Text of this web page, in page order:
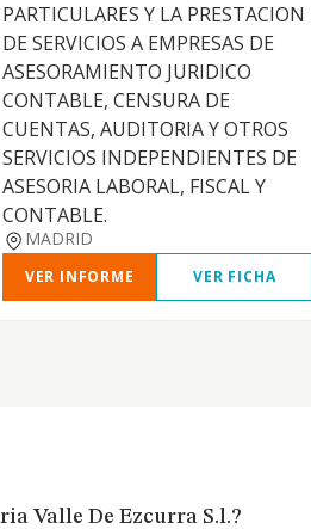
PARTICULARES Y LA PRESTACION
DE SERVICIOS A EMPRESAS DE
ASESORAMIENTO JURIDICO
CONTABLE, CENSURA DE
CUENTAS, AUDITORIA Y OTROS
SERVICIOS INDEPENDIENTES DE
ASESORIA LABORAL, FISCAL Y
CONTABLE.
MADRID
VER INFORME VER FICHA
Valle De Ezcurra S.l.?